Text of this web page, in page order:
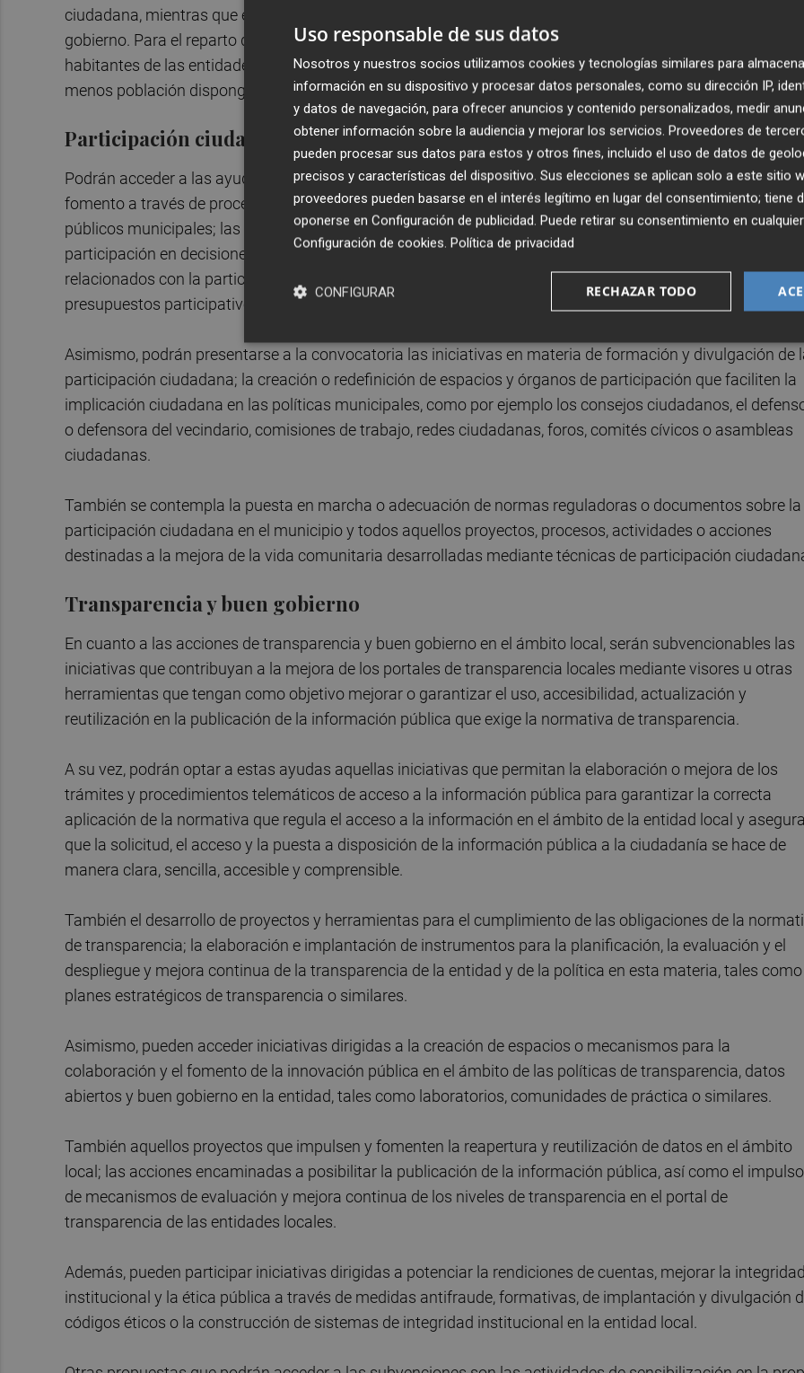
ciudadana, mientras que el 50% restante se consignará a iniciativas en materia de transparencia y buen
gobierno. Para el reparto del crédito, dentro de cada tipo de acciones, se tendrá en cuenta el número de
habitantes de las entidades locales solicitantes de la subvención y se garantizará que aquellas que
menos población dispongan de un porcentaje de reserva del total de los fondos.
Participación ciudadana
Podrán acceder a las ayudas de participación ciudadana aquellas actuaciones destinadas a su
fomento a través de procesos participativos orientados a la implicación de la ciudadanía en los asuntos
públicos municipales; las consultas ciudadanas, tanto presenciales como telemáticas, relacionadas con la
participación en decisiones del municipio; los debates, jornadas, mesas redondas y otros aspectos
relacionados con la participación en decisiones municipales; así como el impulso y desarrollo de
presupuestos participativos.
Asimismo, podrán presentarse a la convocatoria las iniciativas en materia de formación y divulgación de
participación ciudadana; la creación o redefinición de espacios y órganos de participación que faciliten la
implicación ciudadana en las políticas municipales, como por ejemplo los consejos ciudadanos, el
o defensora del vecindario, comisiones de trabajo, redes ciudadanas, foros, comités cívicos o asambleas
ciudadanas.
También se contempla la puesta en marcha o adecuación de normas reguladoras o documentos sobre la
participación ciudadana en el municipio y todos aquellos proyectos, procesos, actividades o acciones
destinadas a la mejora de la vida comunitaria desarrolladas mediante técnicas de participación
Transparencia y buen gobierno
En cuanto a las acciones de transparencia y buen gobierno en el ámbito local, serán subvencionables las
iniciativas que contribuyan a la mejora de los portales de transparencia locales mediante visores u otras
herramientas que tengan como objetivo mejorar o garantizar el uso, accesibilidad, actualización y
reutilización en la publicación de la información pública que exige la normativa de transparencia.
A su vez, podrán optar a estas ayudas aquellas iniciativas que permitan la elaboración o mejora de los
trámites y procedimientos telemáticos de acceso a la información pública para garantizar la correcta
aplicación de la normativa que regula el acceso a la información en el ámbito de la entidad local y
que la solicitud, el acceso y la puesta a disposición de la información pública a la ciudadanía se hace de
manera clara, sencilla, accesible y comprensible.
También el desarrollo de proyectos y herramientas para el cumplimiento de las obligaciones de la
de transparencia; la elaboración e implantación de instrumentos para la planificación, la evaluación y el
despliegue y mejora continua de la transparencia de la entidad y de la política en esta materia, tales como
planes estratégicos de transparencia o similares.
Asimismo, pueden acceder iniciativas dirigidas a la creación de espacios o mecanismos para la
colaboración y el fomento de la innovación pública en el ámbito de las políticas de transparencia, datos
abiertos y buen gobierno en la entidad, tales como laboratorios, comunidades de práctica o similares.
También aquellos proyectos que impulsen y fomenten la reapertura y reutilización de datos en el ámbito
local; las acciones encaminadas a posibilitar la publicación de la información pública, así como el impulso
de mecanismos de evaluación y mejora continua de los niveles de transparencia en el portal de
transparencia de las entidades locales.
Además, pueden participar iniciativas dirigidas a potenciar la rendiciones de cuentas, mejorar la integridad
institucional y la ética pública a través de medidas antifraude, formativas, de implantación y divulgación
códigos éticos o la construcción de sistemas de integridad institucional en la entidad local.
Uso responsable de sus datos
Nosotros y nuestros socios utilizamos cookies y tecnologías similares para
información en su dispositivo y procesar datos personales, como su dirección IP,
y datos de navegación, para ofrecer anuncios y contenido personalizados, medir
obtener información sobre la audiencia y mejorar los servicios. Proveedores de
pueden procesar sus datos para estos y otros fines, incluido el uso de datos de
precisos y características del dispositivo. Sus elecciones se aplican solo a este sitio
proveedores pueden basarse en el interés legítimo en lugar del consentimiento; tiene
oponerse en Configuración de publicidad. Puede retirar su consentimiento en
Configuración de cookies. Política de privacidad
RECHAZAR TODO
CONFIGURAR